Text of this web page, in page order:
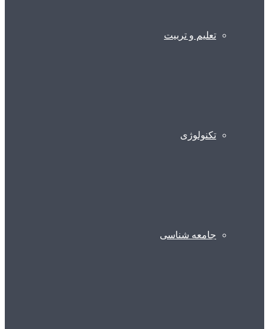
تعلیم و تربیت
تکنولوژی
جامعه شناسی